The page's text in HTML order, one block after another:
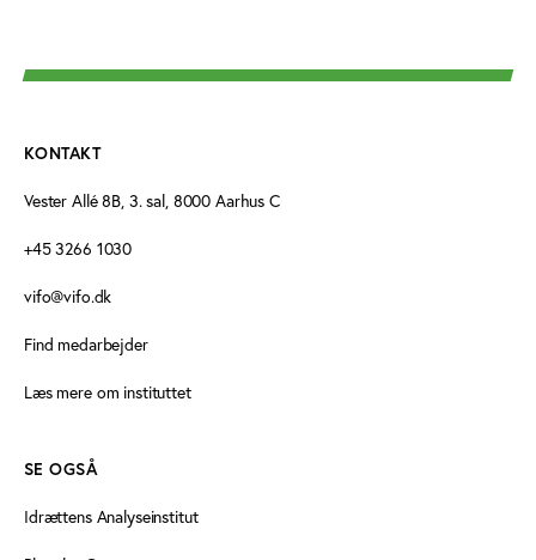
KONTAKT
Vester Allé 8B, 3. sal, 8000 Aarhus C
+45 3266 1030
vifo@vifo.dk
Find medarbejder
Læs mere om instituttet
SE OGSÅ
Idrættens Analyseinstitut